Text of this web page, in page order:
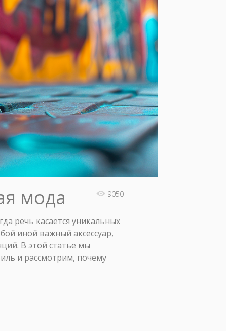
мода 9050
речь касается уникальных
иной важный аксессуар,
В этой статье мы
и рассмотрим, почему